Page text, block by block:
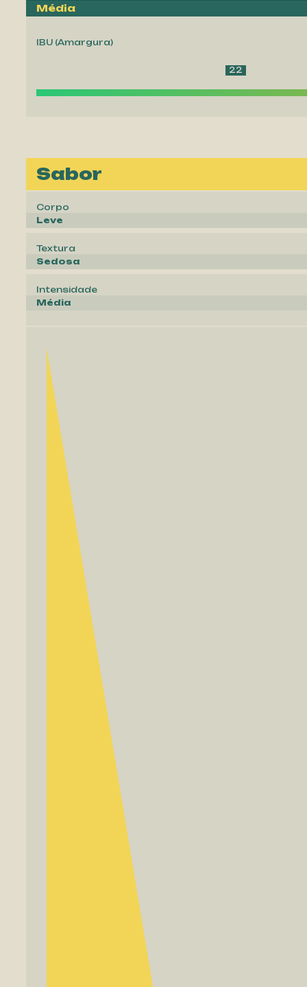
Média
IBU (Amargura)
22
Sabor
Corpo
Leve
Textura
Sedosa
Intensidade
Média